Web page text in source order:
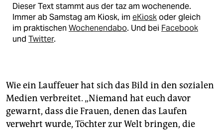
Dieser Text stammt aus der taz am wochenende.
Immer ab Samstag am Kiosk, im eKioskoder gleich
im praktischen Wochenendabo. Und bei Facebook
und Twitter.
Wie ein Lauffeuer hat sich das Bild in den sozialen
Medien verbreitet. „Niemand hat euch davor
gewarnt, dass die Frauen, denen das Laufen
verwehrt wurde, Töchter zur Welt bringen, die